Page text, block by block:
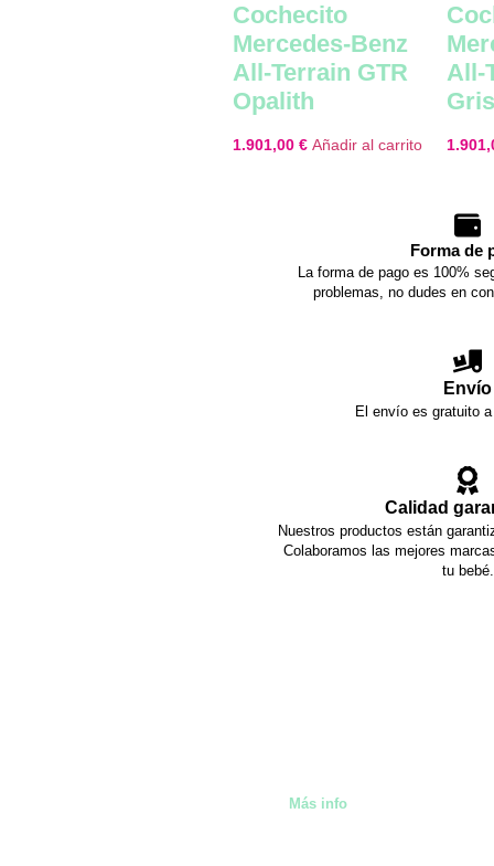
Cochecito
Mercedes-Benz
All-Terrain GTR
Opalith
1.901,00 € Añadir al carrito
All-
Forma de
La forma de pago es 100%
problemas, no dudes en
Envío
El envío es gratuito
Calidad
Nuestros productos están
Colaboramos las mejores
tu bebé.
Más info